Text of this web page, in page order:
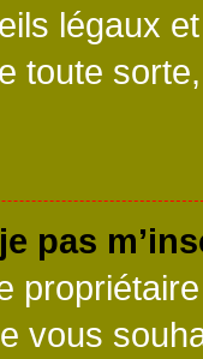
légaux
toute
pas
vous